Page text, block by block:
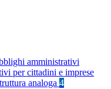
amministrativi
per cittadini e imprese
analoga 4